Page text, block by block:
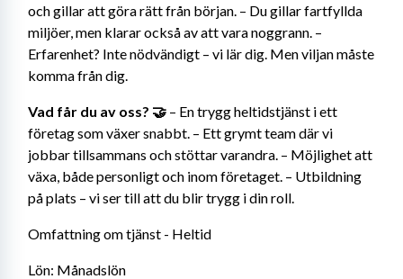
och gillar att göra rätt från början. – Du gillar fartfyllda
miljöer, men klarar också av att vara noggrann. –
Erfarenhet? Inte nödvändigt – vi lär dig. Men viljan måste
komma från dig.
Vad får du av oss? 🤝 – En trygg heltidstjänst i ett
företag som växer snabbt. – Ett grymt team där vi
jobbar tillsammans och stöttar varandra. – Möjlighet att
växa, både personligt och inom företaget. – Utbildning
på plats – vi ser till att du blir trygg i din roll.
Omfattning om tjänst - Heltid
Lön: Månadslön